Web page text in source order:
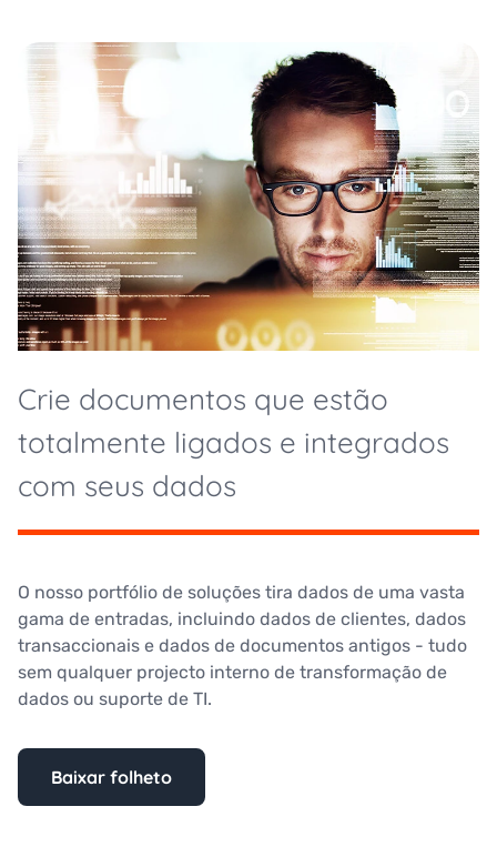
Crie documentos que estão
totalmente ligados e integrados
com seus dados
O nosso portfólio de soluções tira dados de uma vasta
gama de entradas, incluindo dados de clientes, dados
transaccionais e dados de documentos antigos - tudo
sem qualquer projecto interno de transformação de
dados ou suporte de TI.
Baixar folheto